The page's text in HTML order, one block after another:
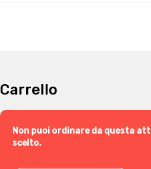
Carrello
Non puoi ordinare da questa
scelto.